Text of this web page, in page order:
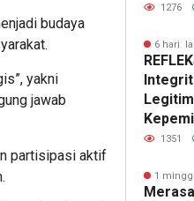
budaya
yakni
jawab
partisipasi aktif
1276
6 hari
1351
1